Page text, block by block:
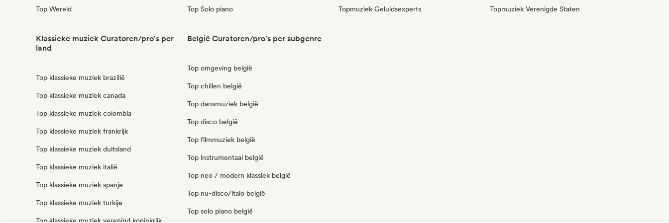
Top Wereld Top Solo piano Topmuziek Geluidsexperts Topmuziek Verenigde Staten
Klassieke muziek Curatoren/pro's per
land
Top klassieke muziek brazilië
Top klassieke muziek canada
Top klassieke muziek colombia
Top klassieke muziek frankrijk
Top klassieke muziek duitsland
Top klassieke muziek italië
Top klassieke muziek spanje
Top klassieke muziek turkije
Top klassieke muziek verenigd koninkrijk
België Curatoren/pro's per subgenre
Top omgeving belgië
Top chillen belgië
Top dansmuziek belgië
Top disco belgië
Top filmmuziek belgië
Top instrumentaal belgië
Top neo / modern klassiek belgië
Top nu-disco/italo belgië
Top solo piano belgië